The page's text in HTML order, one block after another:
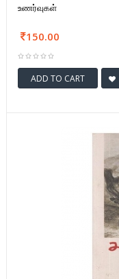
உணர்வுகள்
150.00
ADD TO CART